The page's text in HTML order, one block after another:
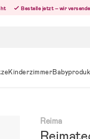
Bestelle jetzt – wir
Kinderzimmer
Reima